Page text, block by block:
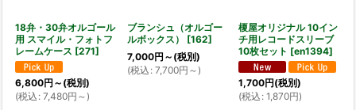
18弁・30弁オルゴール
用 スマイル・フォトフ
レームケース [271]
6,800円 ～ (税別)
(税込 : 7,480円 ～)
ブランシュ（オルゴー
ルボックス）
[162]
7,000円 ～ (税別)
(税込 : 7,700円 ～)
榎屋オリジナル 10イン
チ用レコードスリーブ
10枚セット [en1394]
1,700円(税別)
(税込 : 1,870円)